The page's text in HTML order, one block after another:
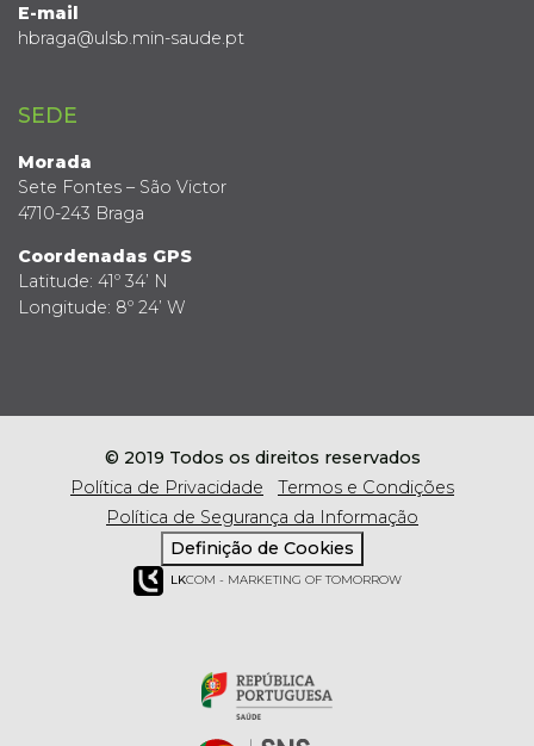
E-mail
hbraga@ulsb.min-saude.pt
SEDE
Morada
Sete Fontes – São Victor
4710-243 Braga
Coordenadas GPS
Latitude: 41º 34’ N
Longitude: 8º 24’ W
© 2019 Todos os direitos reservados
Política de Privacidade
Termos e Condições
Política de Segurança da Informação
Definição de Cookies
LKCOM - MARKETING OF TOMORROW